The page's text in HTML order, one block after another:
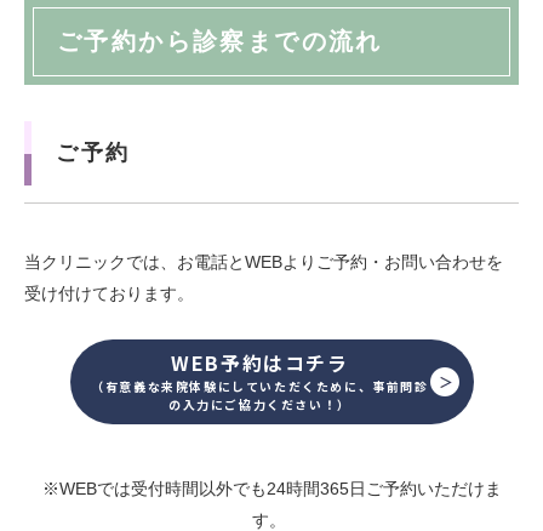
ご予約から診察までの流れ
ご予約
当クリニックでは、お電話とWEBよりご予約・お問い合わせを
受け付けております。
WEB予約はコチラ
（有意義な来院体験にしていただくために、事前問診
の入力にご協力ください！）
※WEBでは受付時間以外でも24時間365日ご予約いただけま
す。